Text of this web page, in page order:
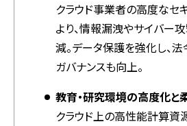
クラウド事業者の高度なセ
より、情報漏洩やサイバー
減。データ保護を強化し、
ガバナンスも向上。
教育・研究環境の高度化と
クラウド上の高性能計算資